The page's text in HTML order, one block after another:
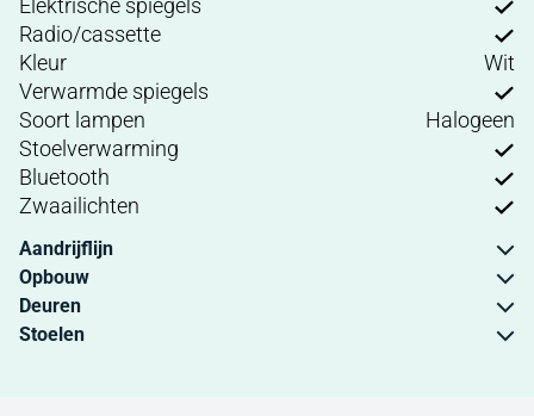
Elektrische spiegels
Radio/cassette
Kleur
Wit
Verwarmde spiegels
Soort lampen
Halogeen
Stoelverwarming
Bluetooth
Zwaailichten
Aandrijflijn
Opbouw
Deuren
Stoelen